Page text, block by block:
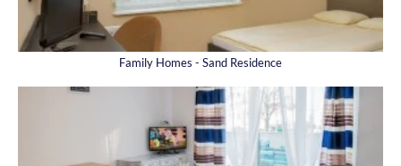
Family Homes - Sand Residence